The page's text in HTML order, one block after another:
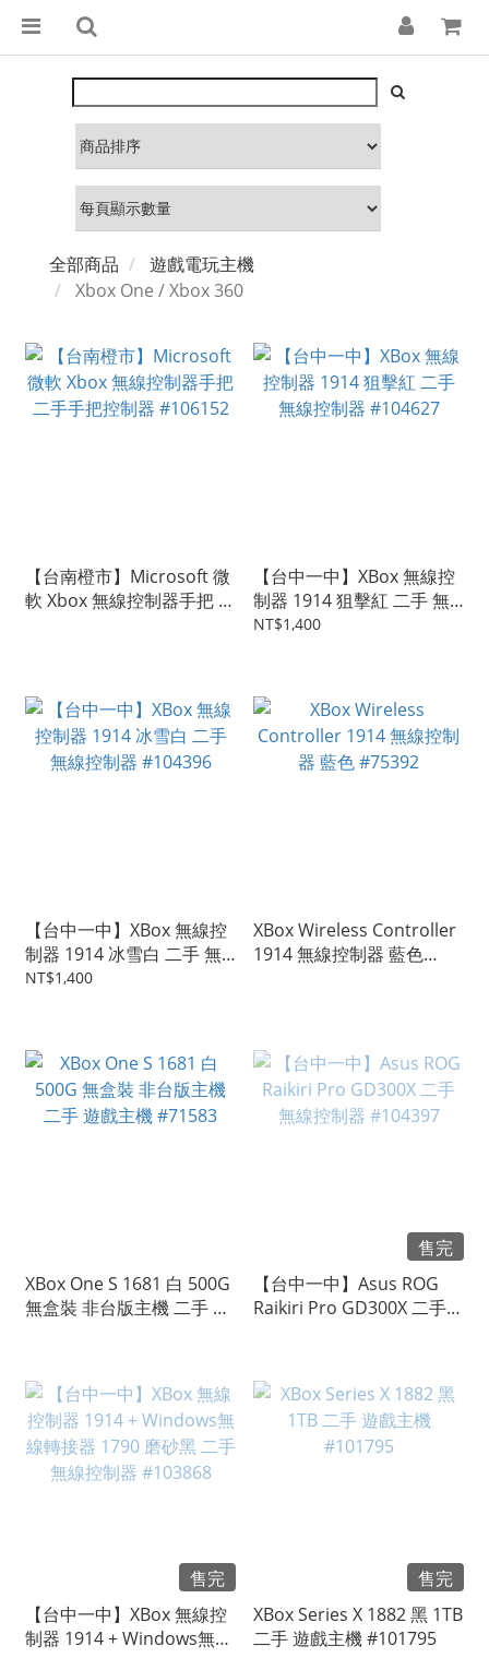
全部商品
遊戲電玩主機
Xbox One / Xbox 360
【台南橙市】Microsoft 微
軟 Xbox 無線控制器手把 二
【台中一中】XBox 無線控
制器 1914 狙擊紅 二手 無
線控制器 #104627
NT$1,400
【台中一中】XBox 無線控
制器 1914 冰雪白 二手 無
線控制器 #104396
NT$1,400
XBox Wireless Controller
1914 無線控制器 藍色
XBox One S 1681 白 500G
無盒裝 非台版主機 二手 遊
售完
【台中一中】Asus ROG
Raikiri Pro GD300X 二手
售完
【台中一中】XBox 無線控
制器 1914 + Windows無線
售完
XBox Series X 1882 黑 1TB
二手 遊戲主機 #101795